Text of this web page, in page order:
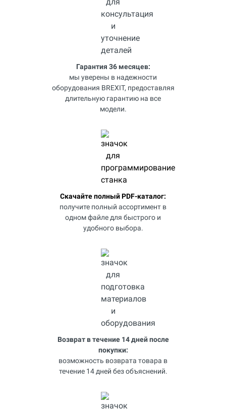
Гарантия 36 месяцев:
мы уверены в надежности
оборудования BREXIT, предоставляя
длительную гарантию на все
модели.
Скачайте полный PDF-каталог:
получите полный ассортимент в
одном файле для быстрого и
удобного выбора.
Возврат в течение 14 дней после
покупки:
возможность возврата товара в
течение 14 дней без объяснений.